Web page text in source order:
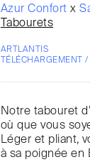
Azur Confortx
Tabourets
ARTLANTIS
TÉLÉCHARGEMENT
Notre tabouret
où que vous
Léger et pliant,
à sa poignée en